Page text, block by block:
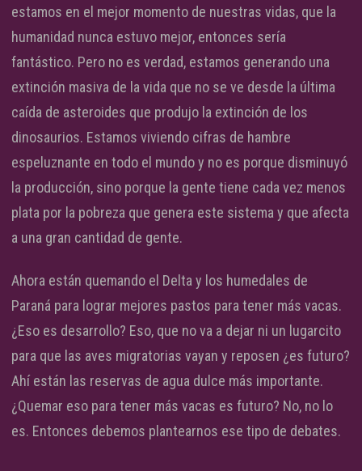
estamos en el mejor momento de nuestras vidas, que la
humanidad nunca estuvo mejor, entonces sería
fantástico. Pero no es verdad, estamos generando una
extinción masiva de la vida que no se ve desde la última
caída de asteroides que produjo la extinción de los
dinosaurios. Estamos viviendo cifras de hambre
espeluznante en todo el mundo y no es porque disminuyó
la producción, sino porque la gente tiene cada vez menos
plata por la pobreza que genera este sistema y que afecta
a una gran cantidad de gente.
Ahora están quemando el Delta y los humedales de
Paraná para lograr mejores pastos para tener más vacas.
¿Eso es desarrollo? Eso, que no va a dejar ni un lugarcito
para que las aves migratorias vayan y reposen ¿es futuro?
Ahí están las reservas de agua dulce más importante.
¿Quemar eso para tener más vacas es futuro? No, no lo
es. Entonces debemos plantearnos ese tipo de debates.